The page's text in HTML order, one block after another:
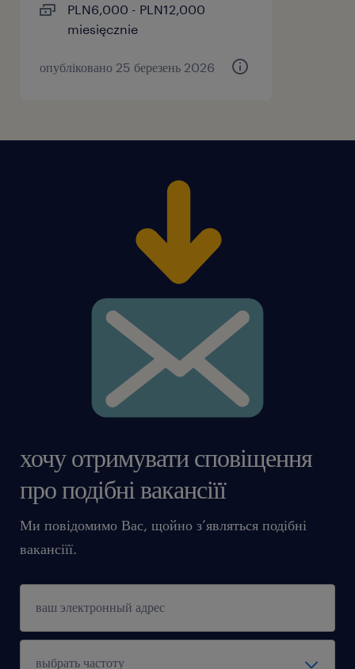
PLN6,000 - PLN12,000
miesięcznie
опубліковано 25 березень 2026
хочу отримувати сповіщення
про подібні вакансіїї
Ми повідомимо Вас, щойно з’являться подібні
вакансіїї.